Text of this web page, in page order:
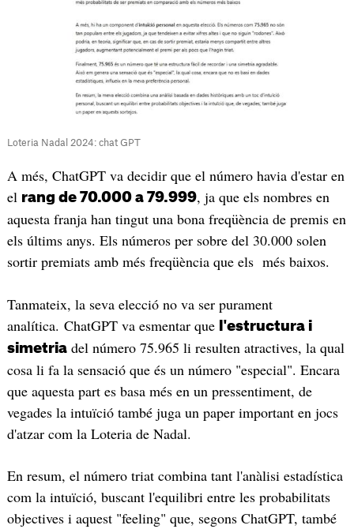
Loteria Nadal 2024: chat GPT
A més, ChatGPT va decidir que el número havia d'estar en
el rang de 70.000 a 79.999, ja que els nombres en
aquesta franja han tingut una bona freqüència de premis en
els últims anys. Els números per sobre del 30.000 solen
sortir premiats amb més freqüència que els més baixos.
Tanmateix, la seva elecció no va ser purament
analítica. ChatGPT va esmentar que
l'estructura i
simetriadel número 75.965 li resulten atractives, la qual
cosa li fa la sensació que és un número "especial". Encara
que aquesta part es basa més en un pressentiment, de
vegades la intuïció també juga un paper important en jocs
d'atzar com la Loteria de Nadal.
En resum, el número triat combina tant l'anàlisi estadística
com la intuïció, buscant l'equilibri entre les probabilitats
objectives i aquest "feeling" que, segons ChatGPT, també